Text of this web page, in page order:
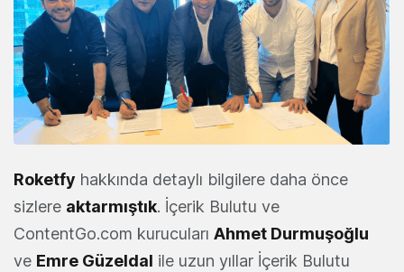
Roketfy hakkında detaylı bilgilere daha önce
sizlere aktarmıştık. İçerik Bulutu ve
ContentGo.com kurucuları Ahmet Durmuşoğlu
ve Emre Güzeldal ile uzun yıllar İçerik Bulutu